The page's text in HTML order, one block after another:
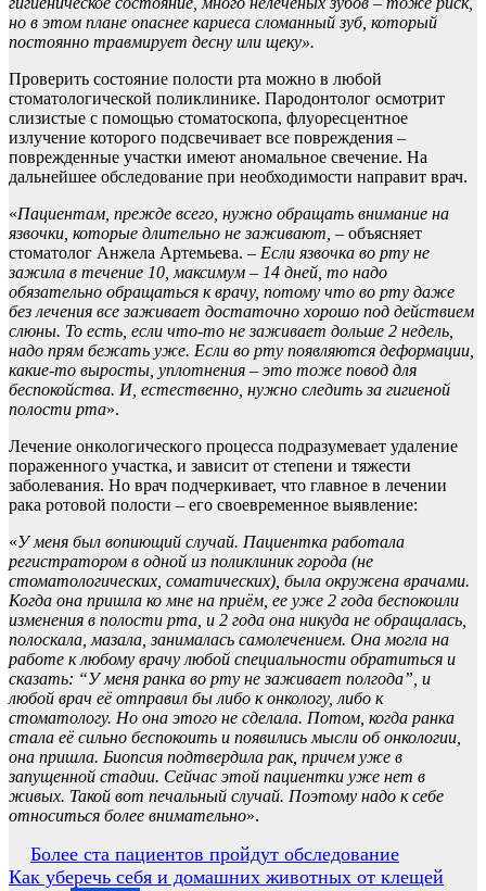
но в этом плане опаснее кариеса сломанный зуб, который
постоянно травмирует десну или щеку».
Проверить состояние полости рта можно в любой
стоматологической поликлинике. Пародонтолог осмотрит
слизистые с помощью стоматоскопа, флуоресцентное
излучение которого подсвечивает все повреждения –
поврежденные участки имеют аномальное свечение. На
дальнейшее обследование при необходимости направит врач.
«Пациентам, прежде всего, нужно обращать внимание на
язвочки, которые длительно не заживают, – объясняет
стоматолог Анжела Артемьева. – Если язвочка во рту не
зажила в течение 10, максимум – 14 дней, то надо
обязательно обращаться к врачу, потому что во рту даже
без лечения все заживает достаточно хорошо под действием
слюны. То есть, если что-то не заживает дольше 2 недель,
надо прям бежать уже. Если во рту появляются деформации,
какие-то выросты, уплотнения – это тоже повод для
беспокойства. И, естественно, нужно следить за гигиеной
полости рта».
Лечение онкологического процесса подразумевает удаление
пораженного участка, и зависит от степени и тяжести
заболевания. Но врач подчеркивает, что главное в лечении
рака ротовой полости – его своевременное выявление:
«У меня был вопиющий случай. Пациентка работала
регистратором в одной из поликлиник города (не
стоматологических, соматических), была окружена врачами.
Когда она пришла ко мне на приём, ее уже 2 года беспокоили
изменения в полости рта, и 2 года она никуда не обращалась,
полоскала, мазала, занималась самолечением. Она могла на
работе к любому врачу любой специальности обратиться и
сказать: “У меня ранка во рту не заживает полгода”, и
любой врач её отправил бы либо к онкологу, либо к
стоматологу. Но она этого не сделала. Потом, когда ранка
стала её сильно беспокоить и появились мысли об онкологии,
она пришла. Биопсия подтвердила рак, причем уже в
запущенной стадии. Сейчас этой пациентки уже нет в
живых. Такой вот печальный случай. Поэтому надо к себе
относиться более внимательно».
Навигация
Более ста пациентов пройдут обследование
Как уберечь себя и домашних животных от клещей